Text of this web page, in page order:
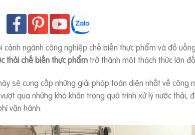
cảnh ngành công nghiệp chế biến thực phẩm và đồ
thải chế biến thực phẩmtrở thành một thách thức lớn
sẽ cung cấp những giải pháp toàn diện nhất về công
qua những khó khăn trong quá trình xử lý nước thải,
vận hành.